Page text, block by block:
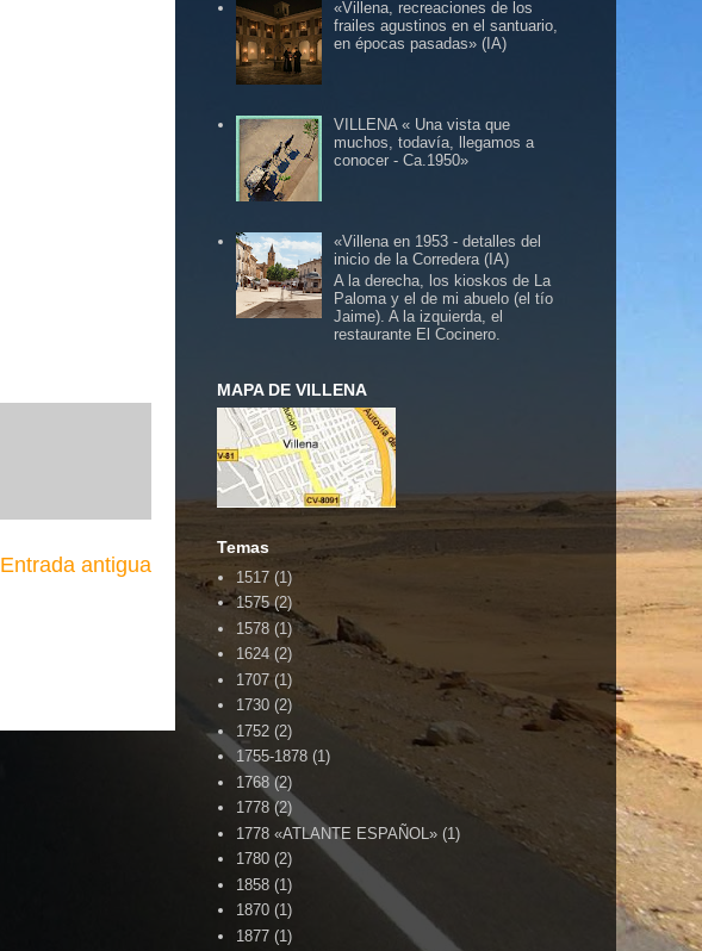
Entrada antigua
«Villena, recreaciones de los
frailes agustinos en el santuario,
en épocas pasadas» (IA)
VILLENA « Una vista que
muchos, todavía, llegamos a
conocer - Ca.1950»
«Villena en 1953 - detalles del
inicio de la Corredera (IA)
A la derecha, los kioskos de La
Paloma y el de mi abuelo (el tío
Jaime). A la izquierda, el
restaurante El Cocinero.
MAPA DE VILLENA
Temas
1517 (1)
1575 (2)
1578 (1)
1624 (2)
1707 (1)
1730 (2)
1752 (2)
1755-1878 (1)
1768 (2)
1778 (2)
1778 «ATLANTE ESPAÑOL» (1)
1780 (2)
1858 (1)
1870 (1)
1877 (1)